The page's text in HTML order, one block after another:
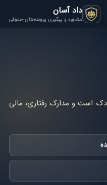
داد آسان
مشاوره و پیگیری پرونده‌های حقوقی
است و مدارک رفتاری، مالی